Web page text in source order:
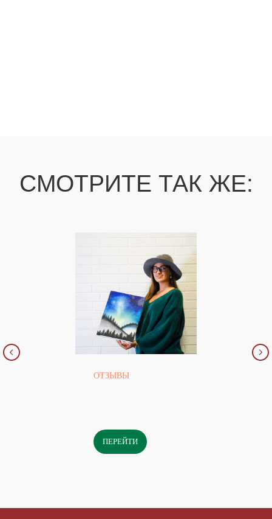
ОТЗЫВЫ
ПЕРЕЙТИ
Я даю согласие на обработку
персональных данных в соответствии с
политикой конфиденциальности